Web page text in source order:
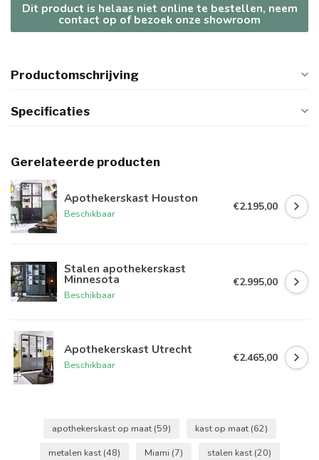
Dit product is helaas niet online te bestellen, neem
contact op of bezoek onze showroom
Productomschrijving
Specificaties
Gerelateerde producten
Apothekerskast Houston
Beschikbaar
€2.195,00
Stalen apothekerskast
Minnesota
Beschikbaar
€2.995,00
Apothekerskast Utrecht
Beschikbaar
€2.465,00
apothekerskast op maat (59) kast op maat (62)
metalen kast (48) Miami (7) stalen kast (20)